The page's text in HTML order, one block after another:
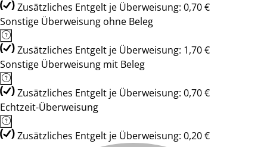
Zusätzliches Entgelt je Überweisung: 0,70 €
Sonstige Überweisung ohne Beleg
Zusätzliches Entgelt je Überweisung: 1,70 €
Sonstige Überweisung mit Beleg
Zusätzliches Entgelt je Überweisung: 0,70 €
Echtzeit-Überweisung
Zusätzliches Entgelt je Überweisung: 0,20 €